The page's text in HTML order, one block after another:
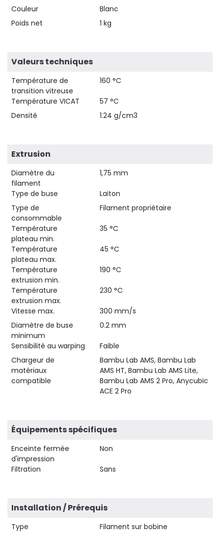
Couleur
Blanc
Poids net
1 kg
Valeurs techniques
Température de
transition vitreuse
160 °C
Température VICAT
57 °C
Densité
1.24 g/cm3
Extrusion
Diamètre du
filament
1,75 mm
Type de buse
Laiton
Type de
consommable
Filament propriétaire
Température
plateau min.
35 °C
Température
plateau max.
45 °C
Température
extrusion min.
190 °C
Température
extrusion max.
230 °C
Vitesse max.
300 mm/s
Diamètre de buse
minimum
0.2 mm
Sensibilité au warping
Faible
Chargeur de
matériaux
compatible
Bambu Lab AMS, Bambu Lab
AMS HT, Bambu Lab AMS Lite,
Bambu Lab AMS 2 Pro, Anycubic
ACE 2 Pro
Équipements spécifiques
Enceinte fermée
d'impression
Non
Filtration Sans
Installation / Prérequis
Type
Filament sur bobine